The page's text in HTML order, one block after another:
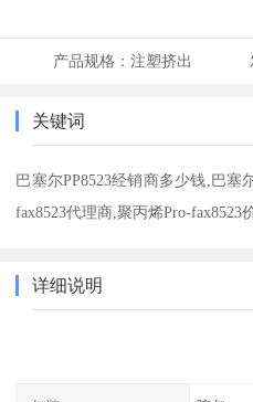
产品规格： 注塑挤出
关键词
巴塞尔PP8523经销商多少钱,巴塞
fax8523代理商,聚丙烯Pro-fax8523
详细说明